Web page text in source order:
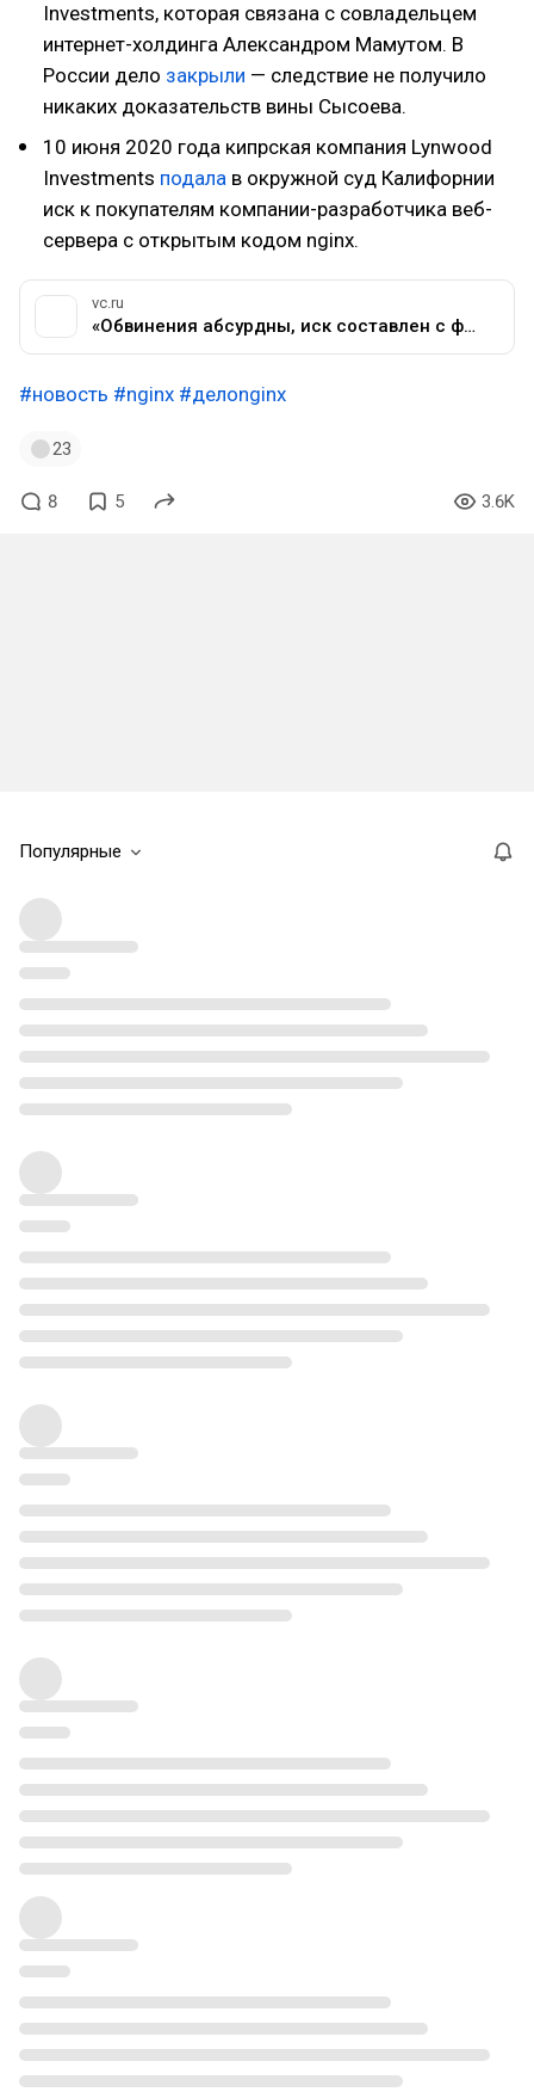
Investments, которая связана с совладельцем
интернет-холдинга Александром Мамутом. В
России дело закрыли — следствие не получило
никаких доказательств вины Сысоева.
10 июня 2020 года кипрская компания Lynwood
Investments подала в окружной суд Калифорнии
иск к покупателям компании-разработчика веб-
сервера с открытым кодом nginx.
vc.ru
«Обвинения абсурдны, иск составлен с фатальными недочётами»: аргументы F5 Networks в деле nginx — Право на vc.ru
#новость #nginx #делоnginx
23
8 5 3.6K
Популярные